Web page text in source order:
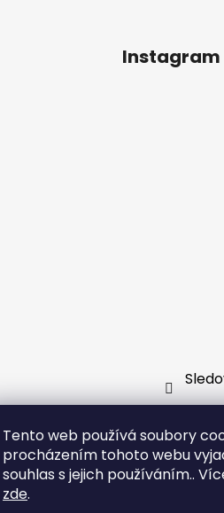
Tento web používá soubory
procházením tohoto webu
souhlas s jejich používáním..
zde.
Instagram
Facebooková skupina GDPR